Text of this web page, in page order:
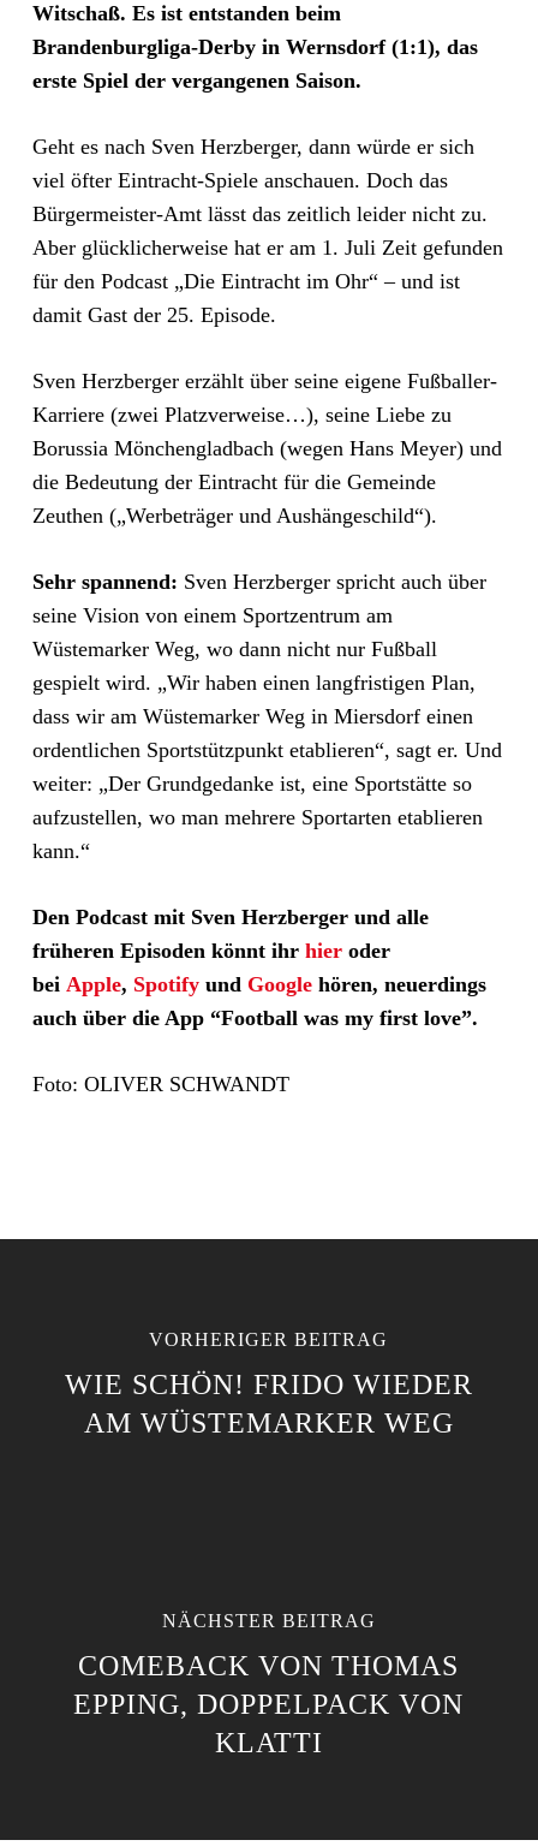
Witschaß. Es ist entstanden beim
Brandenburgliga-Derby in Wernsdorf (1:1), das
erste Spiel der vergangenen Saison.
Geht es nach Sven Herzberger, dann würde er sich
viel öfter Eintracht-Spiele anschauen. Doch das
Bürgermeister-Amt lässt das zeitlich leider nicht zu.
Aber glücklicherweise hat er am 1. Juli Zeit gefunden
für den Podcast „Die Eintracht im Ohr“ – und ist
damit Gast der 25. Episode.
Sven Herzberger erzählt über seine eigene Fußballer-
Karriere (zwei Platzverweise…), seine Liebe zu
Borussia Mönchengladbach (wegen Hans Meyer) und
die Bedeutung der Eintracht für die Gemeinde
Zeuthen („Werbeträger und Aushängeschild“).
Sehr spannend: Sven Herzberger spricht auch über
seine Vision von einem Sportzentrum am
Wüstemarker Weg, wo dann nicht nur Fußball
gespielt wird. „Wir haben einen langfristigen Plan,
dass wir am Wüstemarker Weg in Miersdorf einen
ordentlichen Sportstützpunkt etablieren“, sagt er. Und
weiter: „Der Grundgedanke ist, eine Sportstätte so
aufzustellen, wo man mehrere Sportarten etablieren
kann.“
Den Podcast mit Sven Herzberger und alle
früheren Episoden könnt ihr hier oder
bei Apple, Spotifyund Googlehören, neuerdings
auch über die App “Football was my first love”.
Foto: OLIVER SCHWANDT
VORHERIGER BEITRAG
WIE SCHÖN! FRIDO WIEDER
AM WÜSTEMARKER WEG
NÄCHSTER BEITRAG
COMEBACK VON THOMAS
EPPING, DOPPELPACK VON
KLATTI